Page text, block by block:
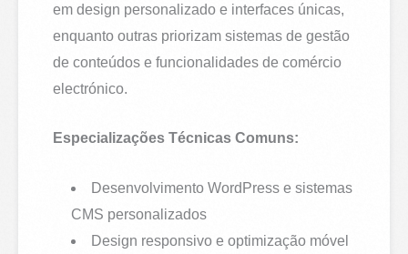
em design personalizado e interfaces únicas,
enquanto outras priorizam sistemas de gestão
de conteúdos e funcionalidades de comércio
electrónico.
Especializações Técnicas Comuns:
Desenvolvimento WordPress e sistemas
CMS personalizados
Design responsivo e optimização móvel